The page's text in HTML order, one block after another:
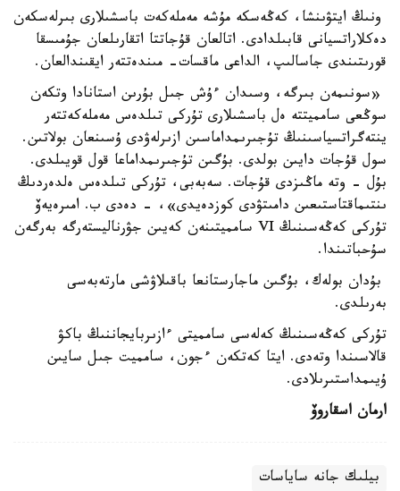
ونىڭ ايتۋىنشا، كەڭەسكە مۇشە مەملەكەت باسشىلارى بىرلەسكەن
دەكلاراتسيانى قابىلدادى. اتالعان قۇجاتتا اتقارىلعان جۇمىسقا
قورىتىندى جاسالىپ، الداعى ماقسات- مىندەتتەر ايقىندالعان.
«سونىمەن بىرگە، وسىدان ءۇش جىل بۇرىن استانادا وتكەن
سوڭعى سامميتتە ەل باسشىلارى تۇركى تىلدەس مەملەكەتتەر
ينتەگراتسياسىنىڭ تۇجىرىمداماسىن ازىرلەۋدى ۇسىنعان بولاتىن.
سول قۇجات دايىن بولدى. بۇگىن تۇجىرىمداماعا قول قويىلدى.
بۇل - وتە ماڭىزدى قۇجات. سەبەبى، تۇركى تىلدەس ەلدەردىڭ
ىنتىماقتاستىعىن دامىتۋدى كوزدەيدى»، - دەدى ب. امىرەيەۆ
تۇركى كەڭەسىنىڭ VI سامميتىنەن كەيىن جۋرناليستەرگە بەرگەن
سۇحباتىندا.
بۇدان بولەك، بۇگىن ماجارستانعا باقىلاۋشى مارتەبەسى
بەرىلدى.
تۇركى كەڭەسىنىڭ كەلەسى سامميتى ءازىربايجاننىڭ باكۋ
قالاسىندا وتەدى. ايتا كەتكەن ءجون، سامميت جىل سايىن
ۇيىمداستىرىلادى.
ارمان اسقاروۆ
بيلىك جانە ساياسات